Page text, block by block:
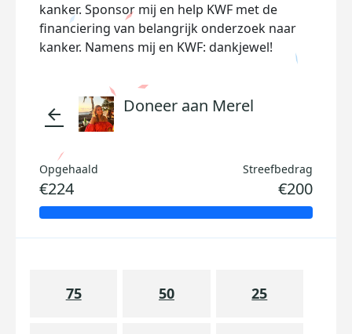
kanker. Sponsor mij en help KWF met de
financiering van belangrijk onderzoek naar
kanker. Namens mij en KWF: dankjewel!
arrow_back Doneer aan Merel
Opgehaald
€224
Streefbedrag
€200
75 50 25